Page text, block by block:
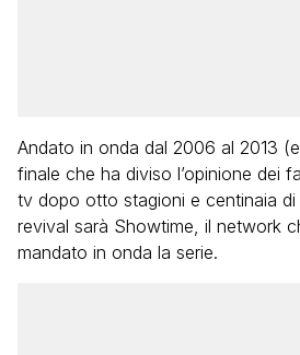
Andato in onda dal 2006 al 2013
finale che ha diviso l’opinione dei
tv dopo otto stagioni e centinaia di
revival sarà Showtime, il network
mandato in onda la serie.